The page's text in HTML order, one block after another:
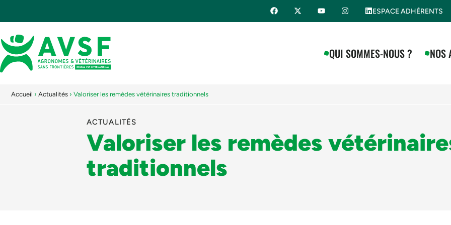
ESPACE ADHÉRENTS
QUI SOMMES-NOUS ? NOS
Accueil › Actualités › Valoriser les remèdes vétérinaires traditionnels
ACTUALITÉS
Valoriser les remèdes
traditionnels